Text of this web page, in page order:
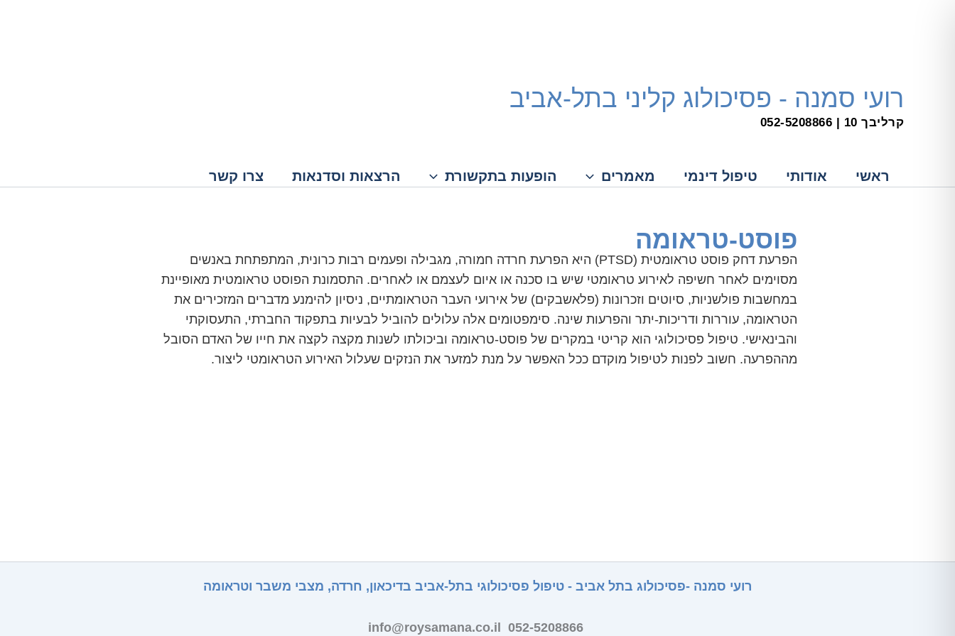
רועי סמנה - פסיכולוג קליני בתל-אביב
קרליבך 10 | 052-5208866
ראשי אודותי טיפול דינמי מאמרים הופעות בתקשורת הרצאות וסדנאות צרו קשר
פוסט-טראומה
הפרעת דחק פוסט טראומטית (PTSD) היא הפרעת חרדה חמורה, מגבילה ופעמים רבות כרונית, המתפתחת באנשים
מסוימים לאחר חשיפה לאירוע טראומטי שיש בו סכנה או איום לעצמם או לאחרים. התסמונת הפוסט טראומטית מאופיינת
במחשבות פולשניות, סיוטים וזכרונות (פלאשבקים) של אירועי העבר הטראומתיים, ניסיון להימנע מדברים המזכירים את
הטראומה, עוררות ודריכות-יתר והפרעות שינה. סימפטומים אלה עלולים להוביל לבעיות בתפקוד החברתי, התעסוקתי
והבינאישי. טיפול פסיכולוגי הוא קריטי במקרים של פוסט-טראומה וביכולתו לשנות מקצה לקצה את חייו של האדם הסובל
מההפרעה. חשוב לפנות לטיפול מוקדם ככל האפשר על מנת למזער את הנזקים שעלול האירוע הטראומטי ליצור.
רועי סמנה -פסיכולוג בתל אביב - טיפול פסיכולוגי בתל-אביב בדיכאון, חרדה, מצבי משבר וטראומה
info@roysamana.co.il